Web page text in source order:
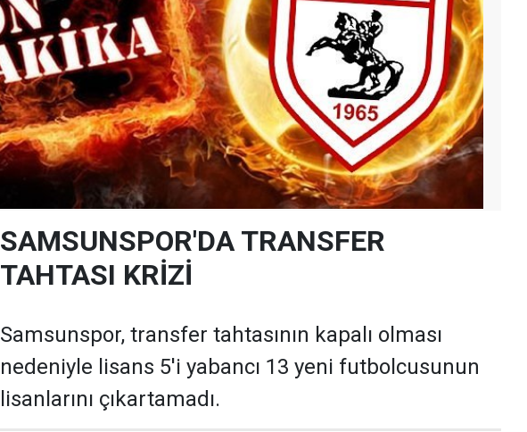
SAMSUNSPOR'DA TRANSFER
TAHTASI KRİZİ
Samsunspor, transfer tahtasının kapalı olması
nedeniyle lisans 5'i yabancı 13 yeni futbolcusunun
lisanlarını çıkartamadı.